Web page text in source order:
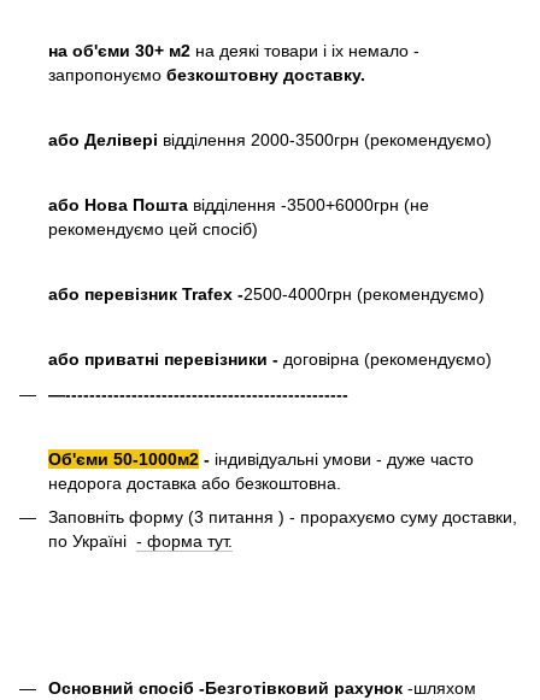
на об'єми 30+ м2 на деякі товари і іх немало -
запропонуємо безкоштовну доставку.
або Делівері відділення 2000-3500грн (рекомендуємо)
або Нова Пошта відділення -3500+6000грн (не
рекомендуємо цей спосіб)
або перевізник Trafex -2500-4000грн (рекомендуємо)
або приватні перевізники - договірна (рекомендуємо)
—-----------------------------------------------
Об'єми 50-1000м2 - індивідуальні умови - дуже часто
недорога доставка або безкоштовна.
Заповніть форму (3 питання ) - прорахуємо суму доставки,
по Україні - форма тут.
Основний спосіб -Безготівковий рахунок -шляхом